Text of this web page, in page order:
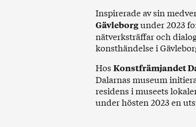
Inspirerade av sin
Gävleborgunder 2023
nätverksträffar och
konsthändelse i
Hos Konstfrämjandet
Dalarnas museum
residens i museets
under hösten 2023 en